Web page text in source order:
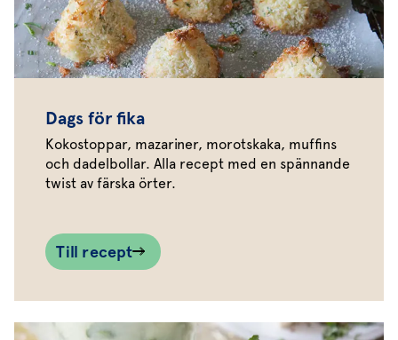
Dags för fika
Kokostoppar, mazariner, morotskaka, muffins
och dadelbollar. Alla recept med en spännande
twist av färska örter.
Till recept